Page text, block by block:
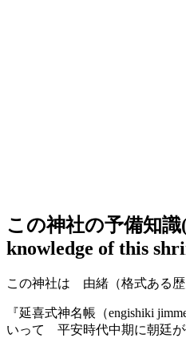
この神社の予備知
knowledge of this
この神社は 由緒（格式ある
『延喜式神名帳（engishiki
いって 平安時代中期に朝廷